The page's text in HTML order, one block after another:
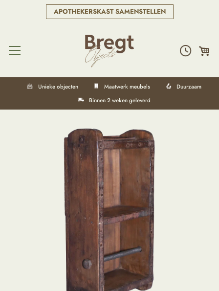
APOTHEKERSKAST SAMENSTELLEN
Unieke objecten Maatwerk meubels
Duurzaam
Binnen 2 weken geleverd